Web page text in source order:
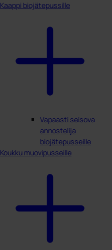
Kaappi biojätepussille
Vapaasti seisova
annostelija
biojätepusseille
Koukku muovipusseille